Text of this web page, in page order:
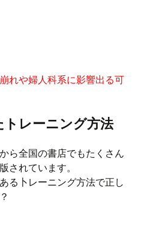
れや婦人科系に影響出る可
トレーニング方法
ら全国の書店でもたくさん
されています。
る卜レーニング方法で正し